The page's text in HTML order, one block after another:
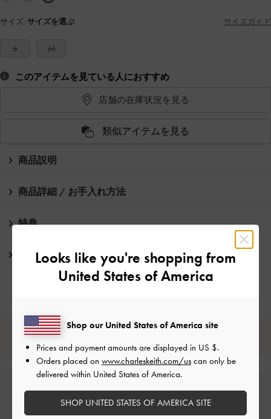
サイズ: サイズを選ぶ サイズガイド
S M
このアイテムを見ている人におすすめ
店舗の在庫状況を見る
類似アイテムを見る
商品説明
商品詳細 / お手入れ方法
特典
配送 & 返品
レビューは購入した方のみ投稿ができます。
Looks like you're shopping from
United States of America
Shop our United States of America site
Prices and payment amounts are displayed in US $.
Orders placed on www.charleskeith.com/us can only be
delivered within United States of America.
SHOP UNITED STATES OF AMERICA SITE